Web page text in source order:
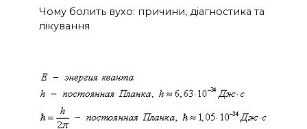
Чому болить вухо: причини, діагностика та
лікування